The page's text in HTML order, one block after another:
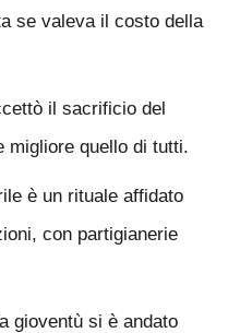
se valeva il costo della
il sacrificio del
migliore quello di tutti.
è un rituale affidato
con partigianerie
gioventù si è andato